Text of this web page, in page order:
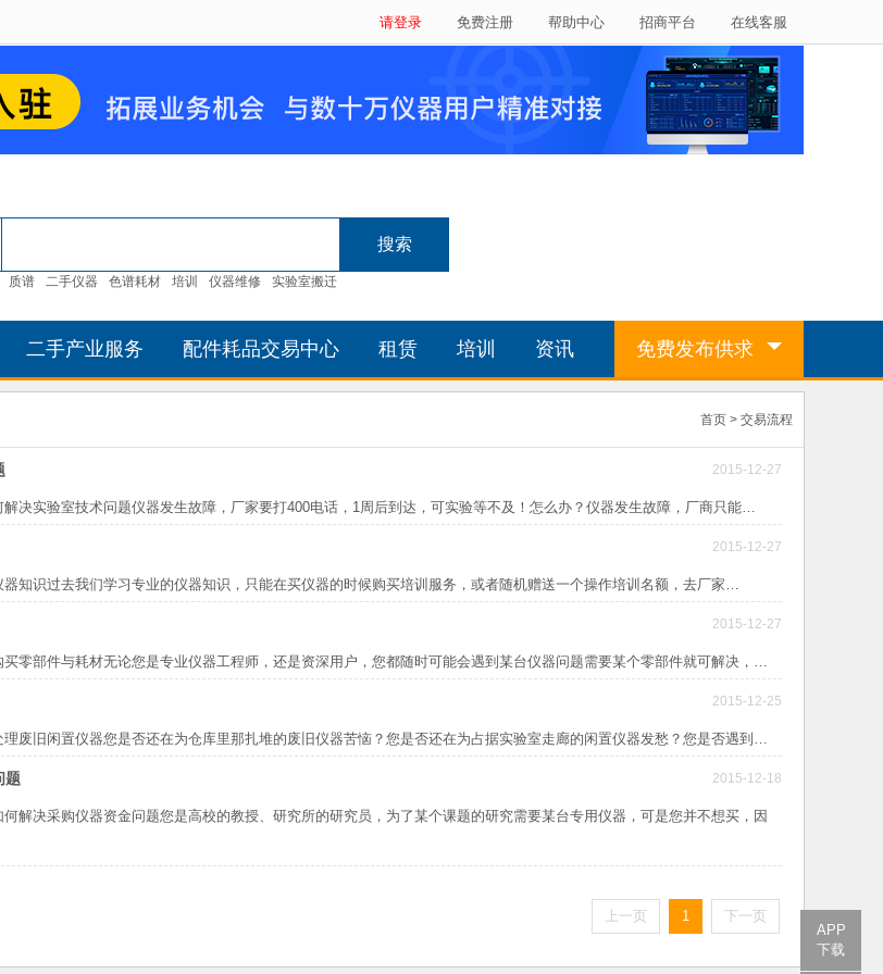
请登录 免费注册 帮助中心 招商平台 在线客服
质谱 二手仪器 色谱耗材 培训 仪器维修 实验室搬迁
二手产业服务 配件耗品交易中心 租赁 培训 资讯 免费发布供求
首页 > 交易流程
2015-12-27
解决实验室技术问题仪器发生故障，厂家要打400电话，1周后到达，可实验等不及！怎么办？仪器发生故障，厂商只能…
2015-12-27
器知识过去我们学习专业的仪器知识，只能在买仪器的时候购买培训服务，或者随机赠送一个操作培训名额，去厂家…
2015-12-27
买零部件与耗材无论您是专业仪器工程师，还是资深用户，您都随时可能会遇到某台仪器问题需要某个零部件就可解决，…
2015-12-25
理废旧闲置仪器您是否还在为仓库里那扎堆的废旧仪器苦恼？您是否还在为占据实验室走廊的闲置仪器发愁？您是否遇到…
题 2015-12-18
何解决采购仪器资金问题您是高校的教授、研究所的研究员，为了某个课题的研究需要某台专用仪器，可是您并不想买，因
上一页 1
下一页
APP
下载